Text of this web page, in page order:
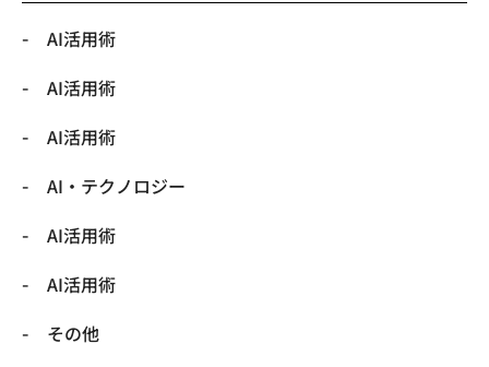
AI活用術
AI活用術
AI活用術
​AI・テクノロジー
​AI活用術
​AI活用術
​その他